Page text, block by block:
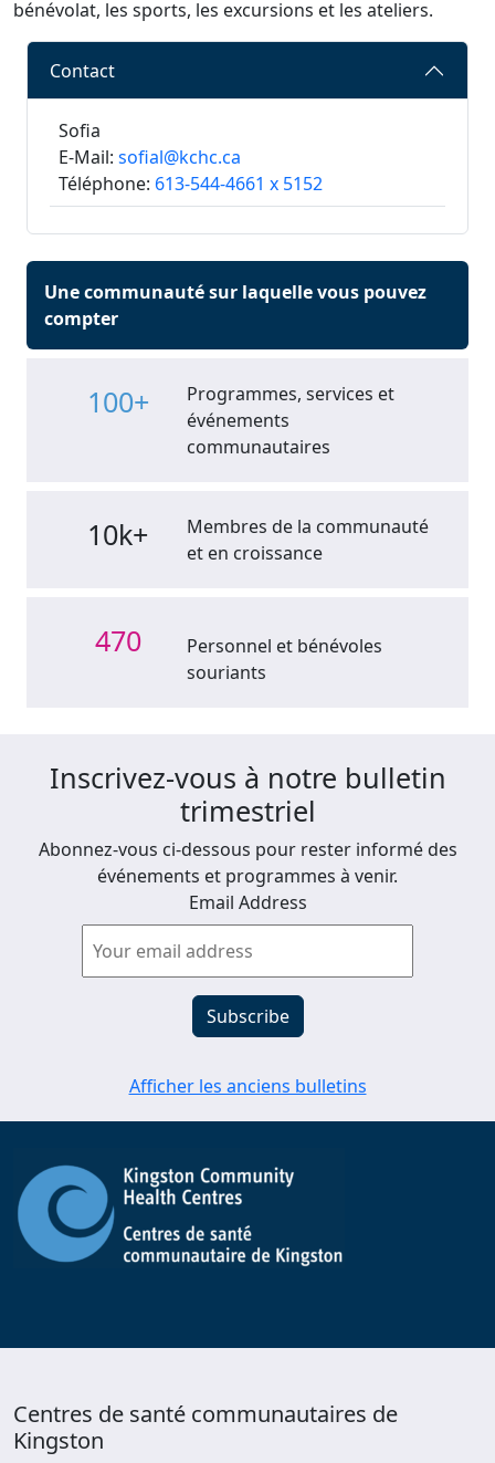
bénévolat, les sports, les excursions et les ateliers.
Contact
Sofia
E-Mail: sofial@kchc.ca
Téléphone: 613-544-4661 x 5152
Une communauté sur laquelle vous pouvez
compter
100+
Programmes, services et
événements
communautaires
10k+
Membres de la communauté
et en croissance
470
Personnel et bénévoles
souriants
Inscrivez-vous à notre bulletin
trimestriel
Abonnez-vous ci-dessous pour rester informé des
événements et programmes à venir.
Email Address
Afficher les anciens bulletins
Centres de santé communautaires de
Kingston